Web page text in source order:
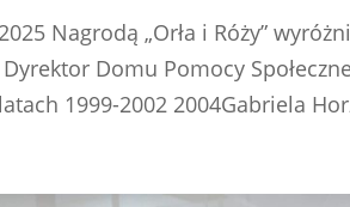
Nagrodą „Orła i Róży”
Domu Pomocy
1999-2002 2004Gabriela